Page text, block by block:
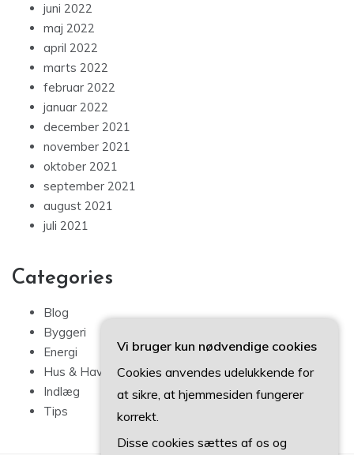
juni 2022
maj 2022
april 2022
marts 2022
februar 2022
januar 2022
december 2021
november 2021
oktober 2021
september 2021
august 2021
juli 2021
Categories
Blog
Byggeri
Energi
Hus & Have
Indlæg
Tips
Vi bruger kun nødvendige cookies
Cookies anvendes udelukkende for
at sikre, at hjemmesiden fungerer
korrekt.
Disse cookies sættes af os og